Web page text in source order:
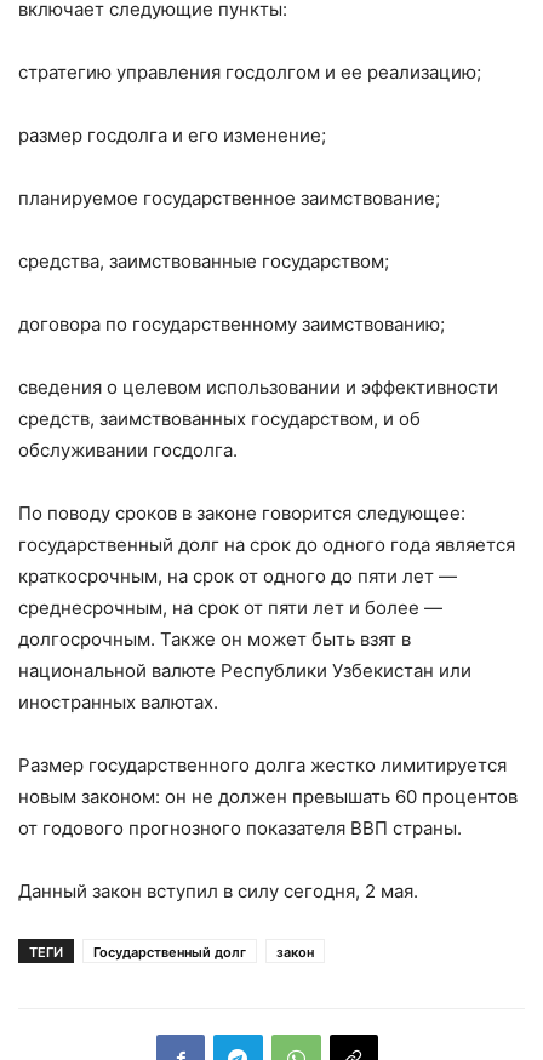
включает следующие пункты:
стратегию управления госдолгом и ее реализацию;
размер госдолга и его изменение;
планируемое государственное заимствование;
средства, заимствованные государством;
договора по государственному заимствованию;
сведения о целевом использовании и эффективности
средств, заимствованных государством, и об
обслуживании госдолга.
По поводу сроков в законе говорится следующее:
государственный долг на срок до одного года является
краткосрочным, на срок от одного до пяти лет —
среднесрочным, на срок от пяти лет и более —
долгосрочным. Также он может быть взят в
национальной валюте Республики Узбекистан или
иностранных валютах.
Размер государственного долга жестко лимитируется
новым законом: он не должен превышать 60 процентов
от годового прогнозного показателя ВВП страны.
Данный закон вступил в силу сегодня, 2 мая.
ТЕГИ Государственный долг закон